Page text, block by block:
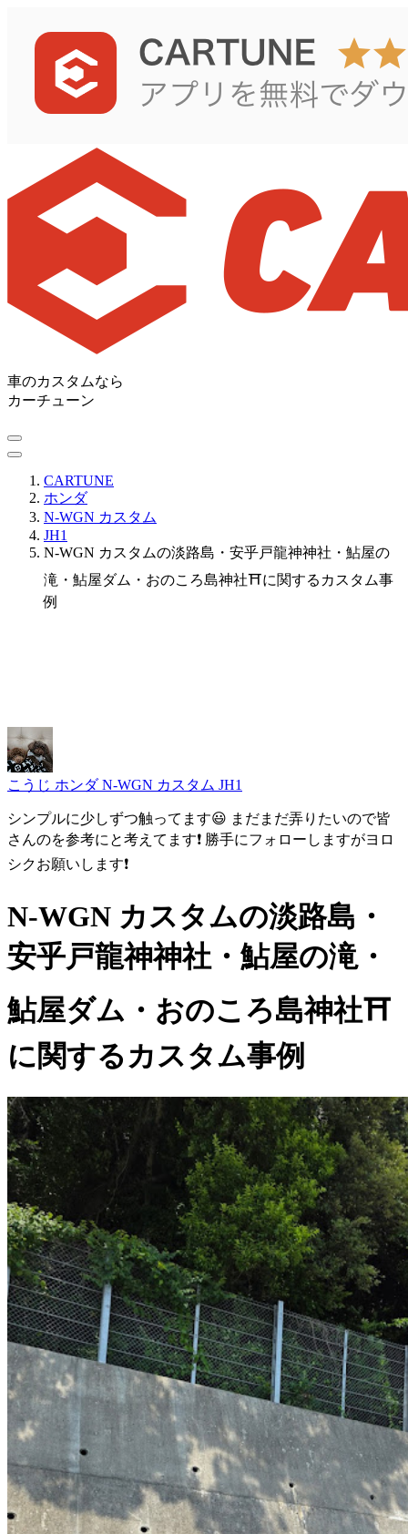
車のカスタムなら
カーチューン
CARTUNE
ホンダ
N-WGN カスタム
JH1
N-WGN カスタムの淡路島・安乎戸龍神神社・鮎屋の
滝・鮎屋ダム・おのころ島神社⛩️に関するカスタム事
例
こうじ ホンダ N-WGN カスタム JH1
シンプルに少しずつ触ってます😃 まだまだ弄りたいので皆
さんのを参考にと考えてます❗ 勝手にフォローしますがヨロ
シクお願いします❗
N-WGN カスタムの淡路島・
安乎戸龍神神社・鮎屋の滝・
鮎屋ダム・おのころ島神社⛩️
に関するカスタム事例